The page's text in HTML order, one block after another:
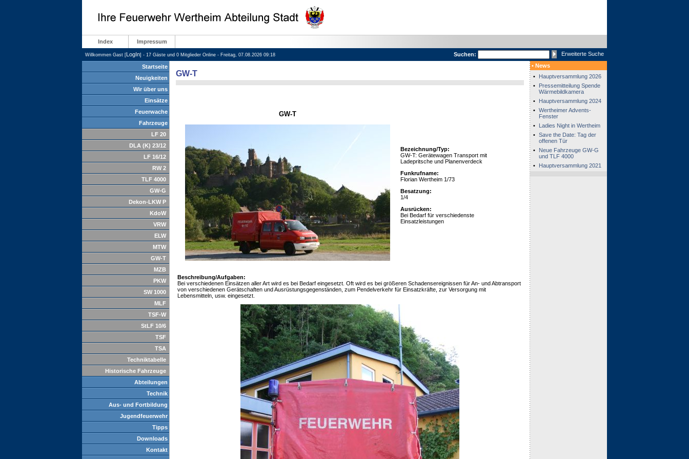
Index Impressum
Willkommen Gast [LogIn] - 17 Gäste und 0 Mitglieder Online - Freitag, 07.08.2026 09:18 Suchen: Erweiterte Suche
Startseite
Neuigkeiten
Wir über uns
Einsätze
Feuerwache
Fahrzeuge
LF 20
DLA (K) 23/12
LF 16/12
RW 2
TLF 4000
GW-G
Dekon-LKW P
KdoW
VRW
ELW
MTW
GW-T
MZB
PKW
SW 1000
MLF
TSF-W
StLF 10/6
TSF
TSA
Techniktabelle
Historische Fahrzeuge
Abteilungen
Technik
Aus- und Fortbildung
Jugendfeuerwehr
Tipps
Downloads
Kontakt
GW-T
GW-T
Bezeichnung/Typ:
GW-T: Gerätewagen Transport mit
Ladepritsche und Planenverdeck
Funkrufname:
Florian Wertheim 1/73
Besatzung:
1/4
Ausrücken:
Bei Bedarf für verschiedenste
Einsatzleistungen
Beschreibung/Aufgaben:
Bei verschiedenen Einsätzen aller Art wird es bei Bedarf eingesetzt. Oft wird es bei größeren Schadensereignissen für An- und Abtransport
von verschiedenen Gerätschaften und Ausrüstungsgegenständen, zum Pendelverkehr für Einsatzkräfte, zur Versorgung mit
Lebensmitteln, usw. eingesetzt.
• News
•
Hauptversammlung 2026
•
Pressemitteilung Spende
Wärmebildkamera
•
Hauptversammlung 2024
• Wertheimer Advents-
Fenster
•
Ladies Night in Wertheim
• Save the Date: Tag der
offenen Tür
•
Neue Fahrzeuge GW-G
und TLF 4000
•
Hauptversammlung 2021